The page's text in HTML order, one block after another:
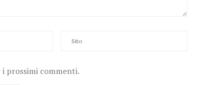
i prossimi commenti.